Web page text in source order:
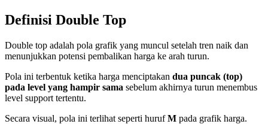
Definisi Double Top
Double top adalah pola grafik yang muncul setelah tren naik dan
menunjukkan potensi pembalikan harga ke arah turun.
Pola ini terbentuk ketika harga menciptakan dua puncak (top)
pada level yang hampir sama sebelum akhirnya turun menembus
level support tertentu.
Secara visual, pola ini terlihat seperti hurufM pada grafik harga.